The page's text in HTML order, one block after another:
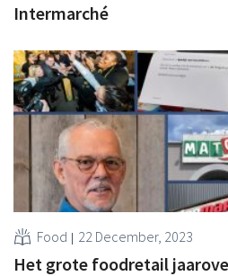
Intermarché
Food 22 December, 2023
Het grote foodretail